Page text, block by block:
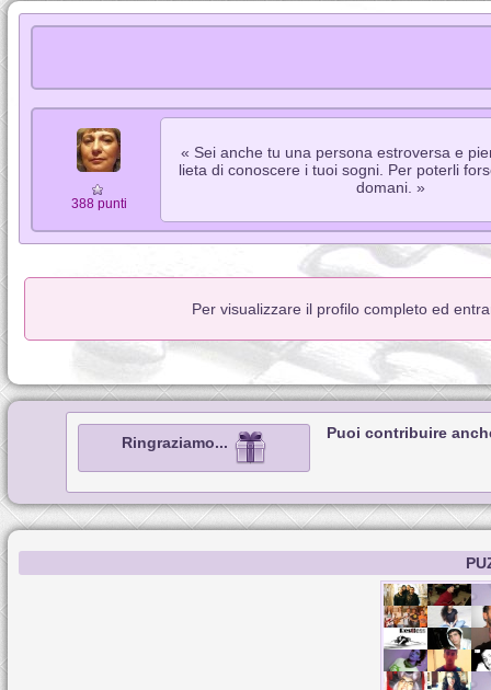
388 punti
« Sei anche tu una persona estroversa e
lieta di conoscere i tuoi sogni. Per poterli
domani. »
Per visualizzare il profilo completo ed
Ringraziamo...
Puoi contribuire